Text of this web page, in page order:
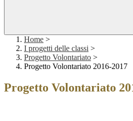
Home >
I progetti delle classi >
Progetto Volontariato >
Progetto Volontariato 2016-2017
Progetto Volontariato